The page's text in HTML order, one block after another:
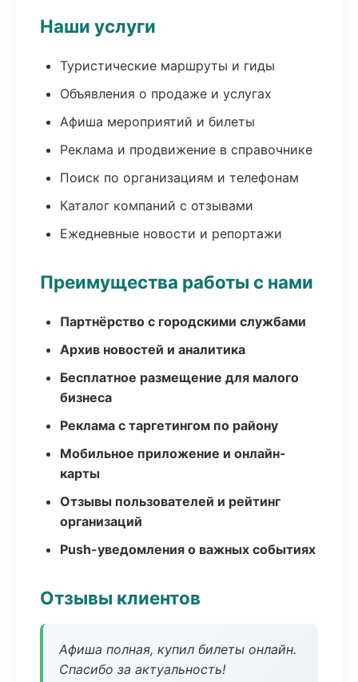
Наши услуги
Туристические маршруты и гиды
Объявления о продаже и услугах
Афиша мероприятий и билеты
Реклама и продвижение в справочнике
Поиск по организациям и телефонам
Каталог компаний с отзывами
Ежедневные новости и репортажи
Преимущества работы с нами
Партнёрство с городскими службами
Архив новостей и аналитика
Бесплатное размещение для малого
бизнеса
Реклама с таргетингом по району
Мобильное приложение и онлайн-
карты
Отзывы пользователей и рейтинг
организаций
Push-уведомления о важных событиях
Отзывы клиентов
Афиша полная, купил билеты онлайн.
Спасибо за актуальность!